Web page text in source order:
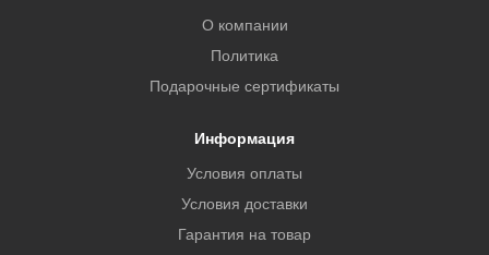
О компании
Политика
Подарочные сертификаты
Информация
Условия оплаты
Условия доставки
Гарантия на товар